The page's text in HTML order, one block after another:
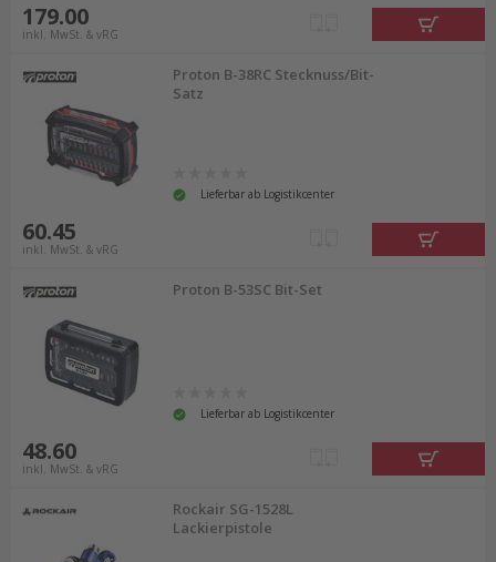
179.00
inkl. MwSt. & vRG
Proton B-38RC Stecknuss/Bit-
Satz
Lieferbar ab Logistikcenter
60.45
inkl. MwSt. & vRG
Proton B-53SC Bit-Set
Lieferbar ab Logistikcenter
48.60
inkl. MwSt. & vRG
Rockair SG-1528L
Lackierpistole